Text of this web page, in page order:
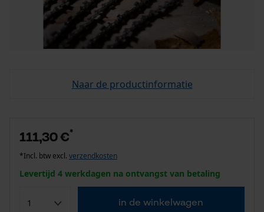
Naar de productinformatie
111,30 €*
*Incl. btw excl. verzendkosten
Levertijd 4 werkdagen na ontvangst van betaling
in de winkelwagen